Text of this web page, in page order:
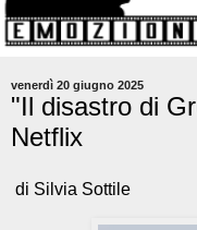
venerdì 20 giugno 2025
"Il disastro di
Netflix
di Silvia Sottile